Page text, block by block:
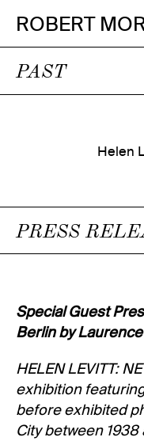
ROBERT
PAST
Helen
PRESS
Special Guest
Berlin by
HELEN LEVITT:
exhibition
before exhibited
City between